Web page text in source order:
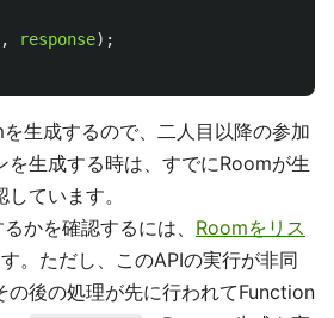
, response);
生成するので、二人目以降の参加
を生成する時は、すでにRoomが生
ています。
かを確認するには、 Roomをリス
。ただし、このAPIの実行が非同
の後の処理が先に行われてFunction